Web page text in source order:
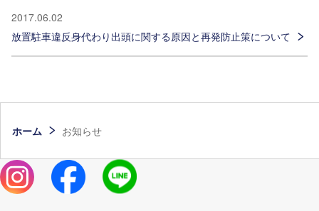
2017.06.02
放置駐車違反身代わり出頭に関する原因と再発防止策について
ホーム お知らせ